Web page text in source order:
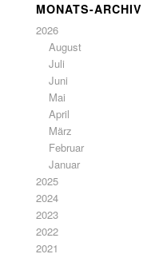
MONATS-ARCHIV
2026
August
Juli
Juni
Mai
April
März
Februar
Januar
2025
2024
2023
2022
2021